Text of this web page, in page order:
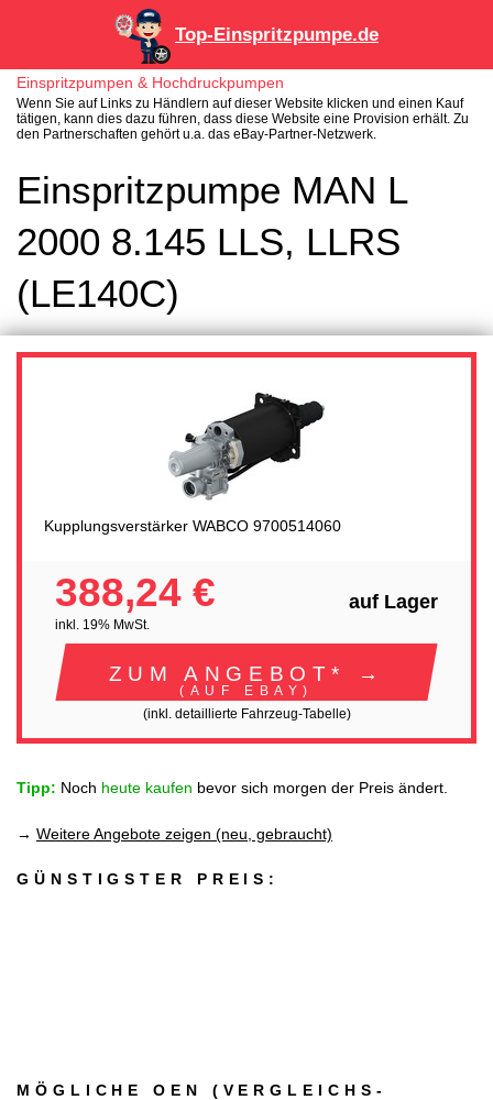
Top-Einspritzpumpe.de
Einspritzpumpen & Hochdruckpumpen
Wenn Sie auf Links zu Händlern auf dieser Website klicken und einen Kauf
tätigen, kann dies dazu führen, dass diese Website eine Provision erhält. Zu
den Partnerschaften gehört u.a. das eBay-Partner-Netzwerk.
Einspritzpumpe MAN L
2000 8.145 LLS, LLRS
(LE140C)
Kupplungsverstärker WABCO 9700514060
388,24 €
inkl. 19% MwSt.
auf Lager
ZUM ANGEBOT* →
(AUF EBAY)
(inkl. detaillierte Fahrzeug-Tabelle)
Tipp: Noch heute kaufen bevor sich morgen der Preis ändert.
→ Weitere Angebote zeigen (neu, gebraucht)
GÜNSTIGSTER PREIS:
MÖGLICHE OEN (VERGLEICHS­